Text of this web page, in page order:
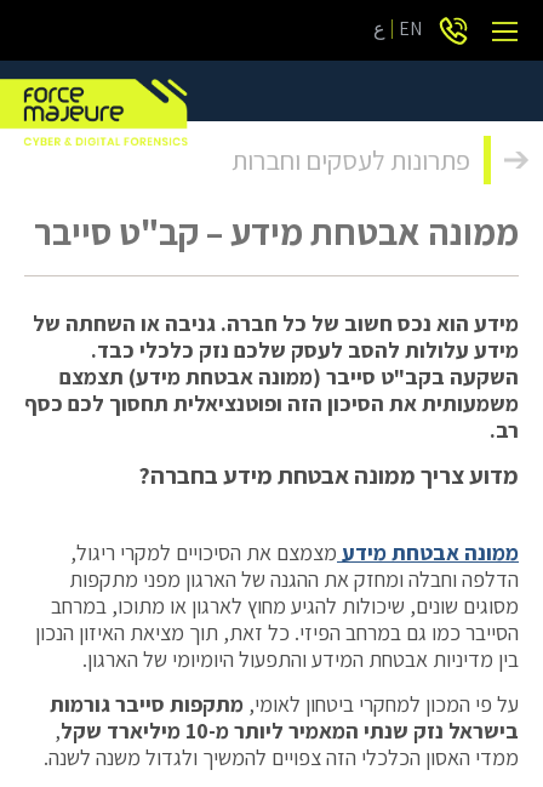
EN ع
פתרונות לעסקים וחברות
ממונה אבטחת מידע – קב"ט סייבר
מידע הוא נכס חשוב של כל חברה. גניבה או השחתה של
מידע עלולות להסב לעסק שלכם נזק כלכלי כבד.
השקעה בקב"ט סייבר (ממונה אבטחת מידע) תצמצם
משמעותית את הסיכון הזה ופוטנציאלית תחסוך לכם כסף
רב.
מדוע צריך ממונה אבטחת מידע בחברה?
ממונה אבטחת מידע מצמצם את הסיכויים למקרי ריגול,
הדלפה וחבלה ומחזק את ההגנה של הארגון מפני מתקפות
מסוגים שונים, שיכולות להגיע מחוץ לארגון או מתוכו, במרחב
הסייבר כמו גם במרחב הפיזי. כל זאת, תוך מציאת האיזון הנכון
בין מדיניות אבטחת המידע והתפעול היומיומי של הארגון.
על פי המכון למחקרי ביטחון לאומי, מתקפות סייבר גורמות
בישראל נזק שנתי המאמיר ליותר מ-10 מיליארד שקל
,
ממדי האסון הכלכלי הזה צפויים להמשיך ולגדול משנה לשנה.